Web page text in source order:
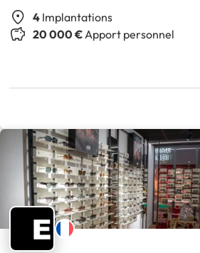
4 Implantations
20 000 € Apport personnel